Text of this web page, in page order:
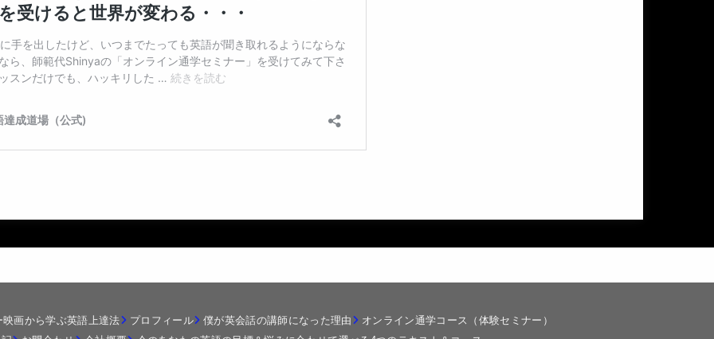
映画から学ぶ英語上達法 プロフィール 僕が英会話の講師になった理由
オンライン通学コース（体験セミナー）